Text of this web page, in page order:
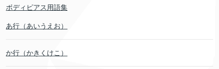
ボディピアス用語集
あ行（あいうえお）
か行（かきくけこ）